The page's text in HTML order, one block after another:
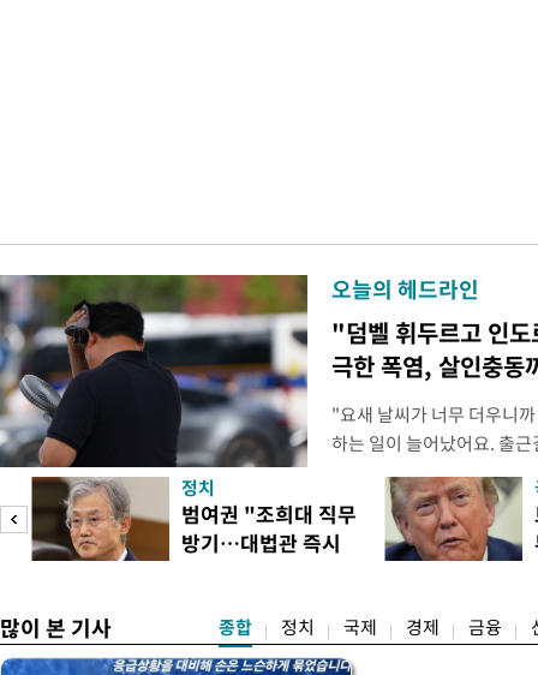
오늘의 헤드라인
"덤벨 휘두르고 인도
극한 폭염, 살인충동
"요새 날씨가 너무 더우니
하는 일이 늘어났어요. 출
거나, 누가 길을 막고 서
(40대 직장인 A씨) 유례없
에도 쉽게 짜증을 내거나
있다. 높은 기온과 습도가
정치
범여권 "조희대 직무
방기…대법관 즉시
많이 본 기사 종합 정치 국제 경제 금융